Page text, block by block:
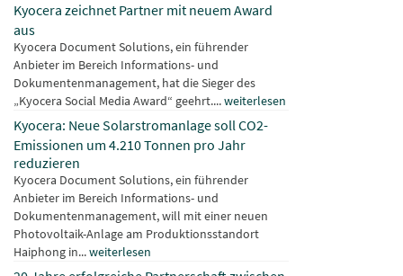
Kyocera zeichnet Partner mit neuem Award
aus
Kyocera Document Solutions, ein führender
Anbieter im Bereich Informations- und
Dokumentenmanagement, hat die Sieger des
„Kyocera Social Media Award“ geehrt....weiterlesen
Kyocera: Neue Solarstromanlage soll CO2-
Emissionen um 4.210 Tonnen pro Jahr
reduzieren
Kyocera Document Solutions, ein führender
Anbieter im Bereich Informations- und
Dokumentenmanagement, will mit einer neuen
Photovoltaik-Anlage am Produktionsstandort
Haiphong in...weiterlesen